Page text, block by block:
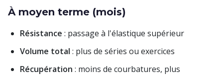
À moyen terme (mois)
Résistance : passage à l'élastique supérieur
Volume total : plus de séries ou exercices
Récupération : moins de courbatures, plus